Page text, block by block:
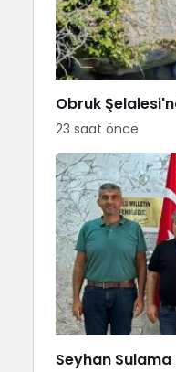
Obruk
23 saat önce
Seyhan Sulama